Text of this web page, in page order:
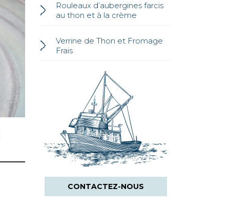
Rouleaux d’aubergines farcis
au thon et à la crème
Verrine de Thon et Fromage
Frais
CONTACTEZ-NOUS